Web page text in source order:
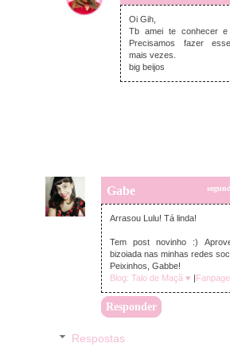
terça-
Oi Gih,
Tb amei te conhecer e
Precisamos fazer
mais vezes.
big beijos
Gabe
Arrasou Lulu! Tá linda!
Tem post novinho :)
bizoiada nas minhas redes
Peixinhos, Gabbe!
Blog: Talo de Maçã ♥ |
Responder
Respostas